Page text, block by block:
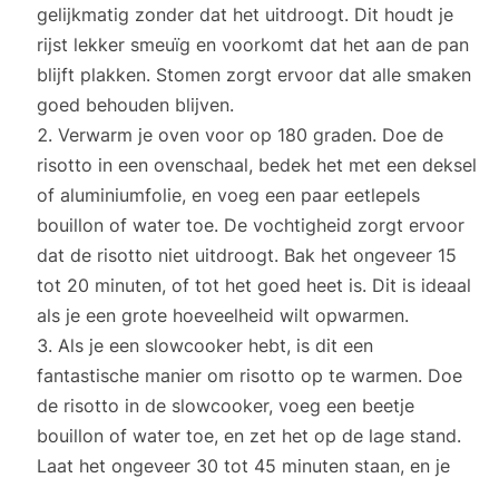
gelijkmatig zonder dat het uitdroogt. Dit houdt je
rijst lekker smeuïg en voorkomt dat het aan de pan
blijft plakken. Stomen zorgt ervoor dat alle smaken
goed behouden blijven.
Verwarm je oven voor op 180 graden. Doe de
risotto in een ovenschaal, bedek het met een deksel
of aluminiumfolie, en voeg een paar eetlepels
bouillon of water toe. De vochtigheid zorgt ervoor
dat de risotto niet uitdroogt. Bak het ongeveer 15
tot 20 minuten, of tot het goed heet is. Dit is ideaal
als je een grote hoeveelheid wilt opwarmen.
Als je een slowcooker hebt, is dit een
fantastische manier om risotto op te warmen. Doe
de risotto in de slowcooker, voeg een beetje
bouillon of water toe, en zet het op de lage stand.
Laat het ongeveer 30 tot 45 minuten staan, en je